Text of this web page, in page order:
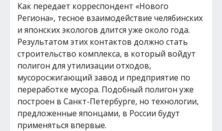
Как передает корреспондент «Нового
Региона», тесное взаимодействие челябинских
и японских экологов длится уже около года.
Результатом этих контактов должно стать
строительство комплекса, в который войдут
полигон для утилизации отходов,
мусоросжигающий завод и предприятие по
переработке мусора. Подобный полигон уже
построен в Санкт-Петербурге, но технологии,
предложенные японцами, в России будут
применяться впервые.